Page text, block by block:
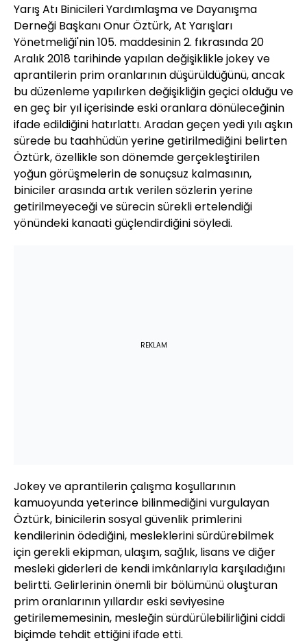
Yarış Atı Binicileri Yardımlaşma ve Dayanışma
Derneği Başkanı Onur Öztürk, At Yarışları
Yönetmeliği'nin 105. maddesinin 2. fıkrasında 20
Aralık 2018 tarihinde yapılan değişiklikle jokey ve
aprantilerin prim oranlarının düşürüldüğünü, ancak
bu düzenleme yapılırken değişikliğin geçici olduğu ve
en geç bir yıl içerisinde eski oranlara dönüleceğinin
ifade edildiğini hatırlattı. Aradan geçen yedi yılı aşkın
sürede bu taahhüdün yerine getirilmediğini belirten
Öztürk, özellikle son dönemde gerçekleştirilen
yoğun görüşmelerin de sonuçsuz kalmasının,
biniciler arasında artık verilen sözlerin yerine
getirilmeyeceği ve sürecin sürekli ertelendiği
yönündeki kanaati güçlendirdiğini söyledi.
REKLAM
Jokey ve aprantilerin çalışma koşullarının
kamuoyunda yeterince bilinmediğini vurgulayan
Öztürk, binicilerin sosyal güvenlik primlerini
kendilerinin ödediğini, mesleklerini sürdürebilmek
için gerekli ekipman, ulaşım, sağlık, lisans ve diğer
mesleki giderleri de kendi imkânlarıyla karşıladığını
belirtti. Gelirlerinin önemli bir bölümünü oluşturan
prim oranlarının yıllardır eski seviyesine
getirilememesinin, mesleğin sürdürülebilirliğini ciddi
biçimde tehdit ettiğini ifade etti.